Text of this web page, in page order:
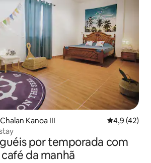
Kanoa III 4,9 de uma
4,9 (42)
por temporada com
café da manhã